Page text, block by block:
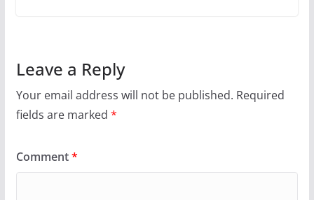
Leave a Reply
Your email address will not be published. Required
fields are marked *
Comment*